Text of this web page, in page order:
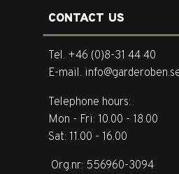
CONTACT US
Tel. +46 (0)8-31 44 40
E-mail.
Telephone hours:
Mon - Fri: 10.00 - 18.00
Sat: 11.00 - 16.00
Org.nr: 556960-3094